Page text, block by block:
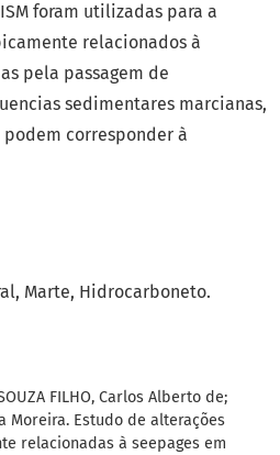
Marte Hidrocarboneto.
FILHO, Carlos Alberto de;
Moreira. Estudo de alterações
relacionadas à seepages em
foram utilizadas para a
relacionados à
pela passagem de
sedimentares marcianas,
corresponder à